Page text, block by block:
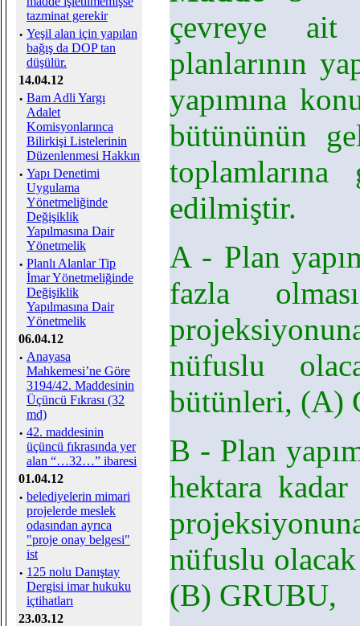
tazminat gerekir
· Yeşil alan için yapılan
bağış da DOP tan
düşülür.
14.04.12
· Bam Adli Yargı
Adalet
Komisyonlarınca
Bilirkişi Listelerinin
Düzenlenmesi Hakkın
· Yapı Denetimi
Uygulama
Yönetmeliğinde
Değişiklik
Yapılmasına Dair
Yönetmelik
· Planlı Alanlar Tip
İmar Yönetmeliğinde
Değişiklik
Yapılmasına Dair
Yönetmelik
06.04.12
· Anayasa
Mahkemesi’ne Göre
3194/42. Maddesinin
Üçüncü Fıkrası (32
md)
· 42. maddesinin
üçüncü fıkrasında yer
alan “…32…” ibaresi
01.04.12
· belediyelerin mimari
projelerde meslek
odasından ayrıca
"proje onay belgesi"
ist
· 125 nolu Danıştay
Dergisi imar hukuku
içtihatları
23.03.12
çevreye ait
planlarının
yapımına
bütününün
edilmiştir.
A - Plan
fazla
nüfuslu
bütünleri, (A)
B - Plan
hektara
nüfuslu
(B) GRUBU,